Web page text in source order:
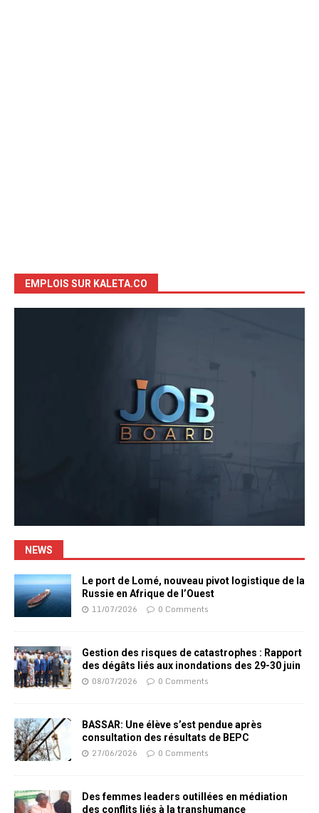
EMPLOIS SUR KALETA.CO
NEWS
Le port de Lomé, nouveau pivot logistique de la
Russie en Afrique de l’Ouest
11/07/2026 0 Comments
Gestion des risques de catastrophes : Rapport
des dégâts liés aux inondations des 29-30 juin
08/07/2026 0 Comments
BASSAR: Une élève s’est pendue après
consultation des résultats de BEPC
27/06/2026 0 Comments
Des femmes leaders outillées en médiation
des conflits liés à la transhumance